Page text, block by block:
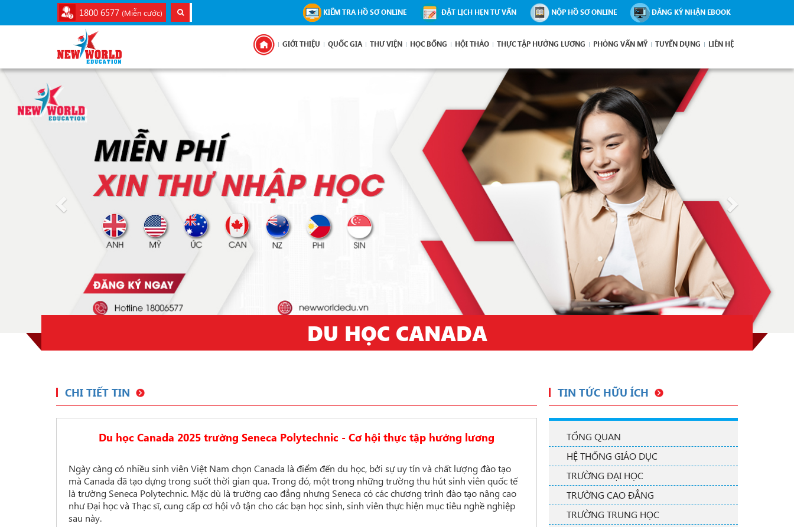
1800 6577 (Miễn cước) KIỂM TRA HỒ SƠ ONLINE ĐẶT LỊCH HẸN TƯ VẤN NỘP HỒ SƠ ONLINE ĐĂNG KÝ NHẬN EBOOK
GIỚI THIỆU QUỐC GIA THƯ VIỆN HỌC BỔNG HỘI THẢO THỰC TẬP HƯỞNG LƯƠNG PHỎNG VẤN MỸ TUYỂN DỤNG LIÊN HỆ
Previous Next
DU HỌC CANADA
CHI TIẾT TIN
Du học Canada 2025 trường Seneca Polytechnic - Cơ hội thực tập hưởng lương
Ngày càng có nhiều sinh viên Việt Nam chọn Canada là điểm đến du học, bởi sự uy tín và chất lượng đào tạo
mà Canada đã tạo dựng trong suốt thời gian qua. Trong đó, một trong những trường thu hút sinh viên quốc tế
là trường Seneca Polytechnic. Mặc dù là trường cao đẳng nhưng Seneca có các chương trình đào tạo nâng cao
như Đại học và Thạc sĩ, cung cấp cơ hội vô tận cho các bạn học sinh, sinh viên thực hiện mục tiêu nghề nghiệp
sau này.
TIN TỨC HỮU ÍCH
TỔNG QUAN
HỆ THỐNG GIÁO DỤC
TRƯỜNG ĐẠI HỌC
TRƯỜNG CAO ĐẲNG
TRƯỜNG TRUNG HỌC